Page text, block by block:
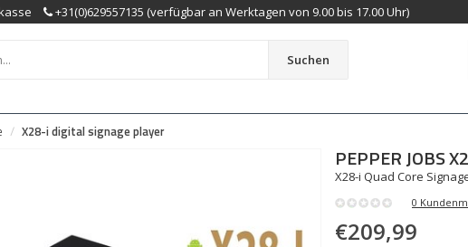
+31(0)629557135 (verfügbar an Werktagen von 9.00 bis 17.00 Uhr)
Suchen
X28-i digital signage player
PEPPER JOBS
X28-i Quad Core
0
€209,99